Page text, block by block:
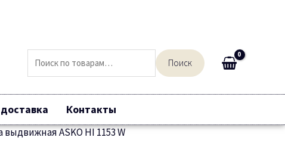
Поиск
Контакты
ASKO HI 1153 W